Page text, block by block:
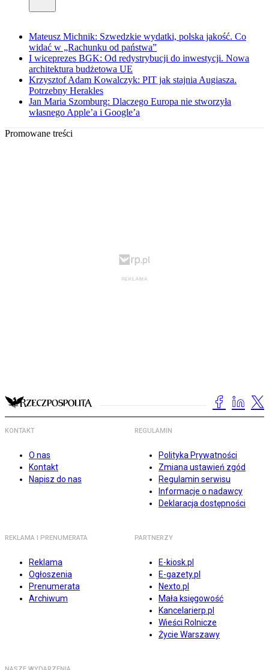
Mateusz Michnik: Szwedzkie wydatki, polska jakość. Co
widać w „Rachunku od państwa”
I wiceprezes BGK: Od redystrybucji do inwestycji. Nowa
architektura budżetowa UE
Krzysztof Adam Kowalczyk: PIT jak stajnia Augiasza.
Potrzebny Herakles
Jan Maria Szomburg: Dlaczego Europa nie stworzyła
własnego Apple’a i Google’a
Promowane treści
KONTAKT
O nas
Kontakt
Napisz do nas
REGULAMIN
Polityka Prywatności
Zmiana ustawień zgód
Regulamin serwisu
Informacje o nadawcy
Deklaracja dostępności
REKLAMA I PRENUMERATA
Reklama
Ogłoszenia
Prenumerata
Archiwum
PARTNERZY
E-kiosk.pl
E-gazety.pl
Nexto.pl
Mała księgowość
Kancelarierp.pl
Wieści Rolnicze
Życie Warszawy